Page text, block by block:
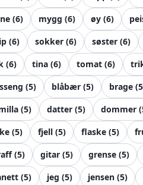
(6) mygg (6) øy (6)
(6) sokker (6) søster (6)
(6) tina (6) tomat (6)
(5) blåbær (5) brage (5
(5) datter (5) dommer (
(5) fjell (5) flaske (5)
(5) gitar (5) grense (5)
(5) jeg (5) jensen (5)